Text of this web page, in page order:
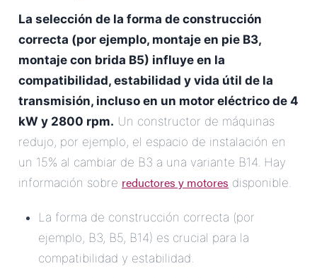
La selección de la forma de construcción
correcta (por ejemplo, montaje en pie B3,
montaje con brida B5) influye en la
compatibilidad, estabilidad y vida útil de la
transmisión, incluso en un motor eléctrico de 4
kW y 2800 rpm. Un constructor de máquinas
redujo, por ejemplo, el espacio de instalación en
un 15% al cambiar de B3 a una variante B14. Hay
información sobre reductores y motores disponible.
La forma de construcción correcta (por
ejemplo, B3, B5, B14) es crucial para la
compatibilidad y estabilidad.